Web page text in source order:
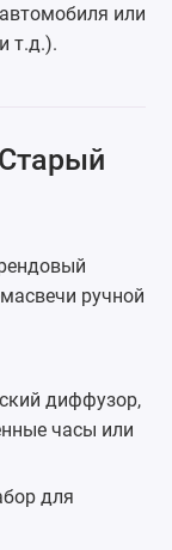
или
т.д.).
ручной
диффузор,
часы или
для